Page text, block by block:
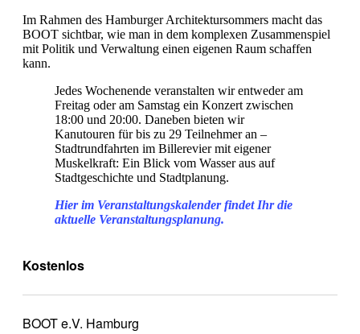
Im Rahmen des Hamburger Architektursommers macht das
BOOT sichtbar, wie man in dem komplexen Zusammenspiel
mit Politik und Verwaltung einen eigenen Raum schaffen
kann.
Jedes Wochenende veranstalten wir entweder am
Freitag oder am Samstag ein Konzert zwischen
18:00 und 20:00. Daneben bieten wir
Kanutouren für bis zu 29 Teilnehmer an –
Stadtrundfahrten im Billerevier mit eigener
Muskelkraft: Ein Blick vom Wasser aus auf
Stadtgeschichte und Stadtplanung.
Hier im Veranstaltungskalender findet Ihr die
aktuelle Veranstaltungsplanung.
Kostenlos
BOOT e.V. Hamburg